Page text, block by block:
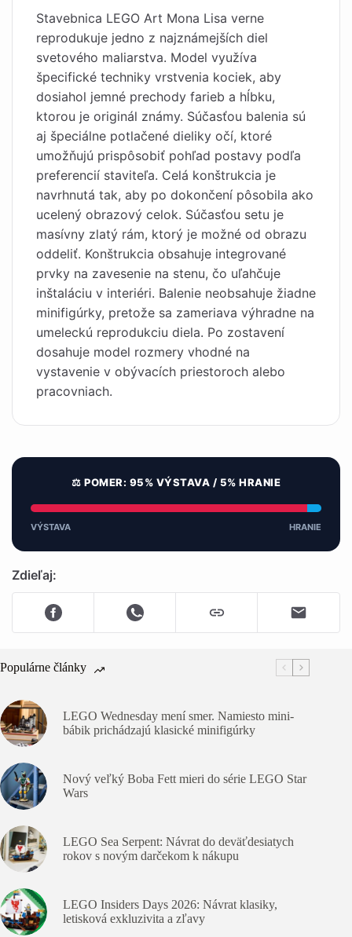
Stavebnica LEGO Art Mona Lisa verne
reprodukuje jedno z najznámejších diel
svetového maliarstva. Model využíva
špecifické techniky vrstvenia kociek, aby
dosiahol jemné prechody farieb a hĺbku,
ktorou je originál známy. Súčasťou balenia sú
aj špeciálne potlačené dieliky očí, ktoré
umožňujú prispôsobiť pohľad postavy podľa
preferencií staviteľa. Celá konštrukcia je
navrhnutá tak, aby po dokončení pôsobila ako
ucelený obrazový celok. Súčasťou setu je
masívny zlatý rám, ktorý je možné od obrazu
oddeliť. Konštrukcia obsahuje integrované
prvky na zavesenie na stenu, čo uľahčuje
inštaláciu v interiéri. Balenie neobsahuje žiadne
minifigúrky, pretože sa zameriava výhradne na
umeleckú reprodukciu diela. Po zostavení
dosahuje model rozmery vhodné na
vystavenie v obývacích priestoroch alebo
pracovniach.
⚖️ POMER: 95% VÝSTAVA / 5% HRANIE
VÝSTAVA HRANIE
Zdieľaj:
Populárne články
LEGO Wednesday mení smer. Namiesto mini-
bábik prichádzajú klasické minifigúrky
Nový veľký Boba Fett mieri do série LEGO Star
Wars
LEGO Sea Serpent: Návrat do deväťdesiatych
rokov s novým darčekom k nákupu
LEGO Insiders Days 2026: Návrat klasiky,
letisková exkluzivita a zľavy